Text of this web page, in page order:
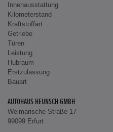
Innenausstattung
Kilometerstand
Kraftstoffart
Getriebe
Türen
Leistung
Hubraum
Erstzulassung
Bauart
AUTOHAUS HEUNSCH GMBH
Weimarische Straße 17
99099 Erfurt